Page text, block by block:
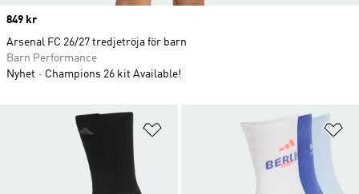
Lägg till på önskelistan
Price
849 kr
Arsenal FC 26/27 tredjetröja för barn
Barn Performance
Nyhet
Champions 26 kit Available!